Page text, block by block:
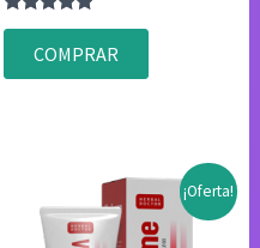
Valorado
4.75
de 5
COMPRAR
¡Oferta!